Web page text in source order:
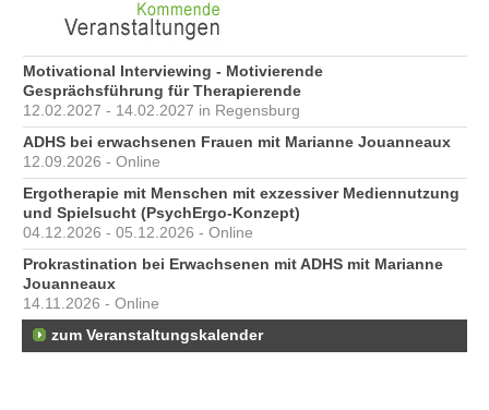
Motivational Interviewing - Motivierende
Gesprächsführung für Therapierende
12.02.2027 - 14.02.2027 in Regensburg
ADHS bei erwachsenen Frauen mit Marianne Jouanneaux
12.09.2026 - Online
Ergotherapie mit Menschen mit exzessiver Mediennutzung
und Spielsucht (PsychErgo-Konzept)
04.12.2026 - 05.12.2026 - Online
Prokrastination bei Erwachsenen mit ADHS mit Marianne
Jouanneaux
14.11.2026 - Online
zum Veranstaltungskalender